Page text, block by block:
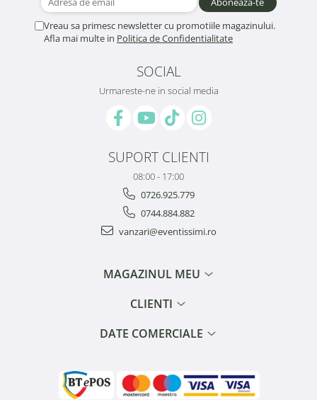
Vreau sa primesc newsletter cu promotiile magazinului.
Afla mai multe in Politica de Confidentialitate
SOCIAL
Urmareste-ne in social media
SUPORT CLIENTI
08:00 - 17:00
0726.925.779
0744.884.882
vanzari@eventissimi.ro
MAGAZINUL MEU
CLIENTI
DATE COMERCIALE